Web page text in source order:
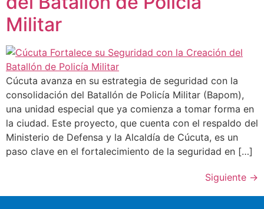
Militar
Cúcuta avanza en su estrategia de seguridad con la
consolidación del Batallón de Policía Militar (Bapom),
una unidad especial que ya comienza a tomar forma en
la ciudad. Este proyecto, que cuenta con el respaldo del
Ministerio de Defensa y la Alcaldía de Cúcuta, es un
paso clave en el fortalecimiento de la seguridad en […]
Siguiente →